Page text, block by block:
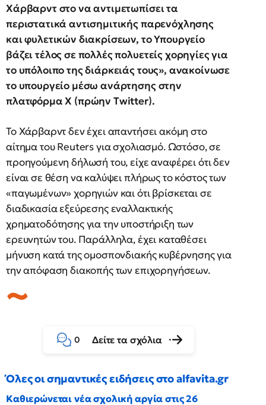
Χάρβαρντ στο να αντιμετωπίσει τα
περιστατικά αντισημιτικής παρενόχλησης
και φυλετικών διακρίσεων, το Υπουργείο
βάζει τέλος σε πολλές πολυετείς χορηγίες για
το υπόλοιπο της διάρκειάς τους», ανακοίνωσε
το υπουργείο μέσω ανάρτησης στην
πλατφόρμα X (πρώην Twitter).
Το Χάρβαρντ δεν έχει απαντήσει ακόμη στο
αίτημα του Reuters για σχολιασμό. Ωστόσο, σε
προηγούμενη δήλωσή του, είχε αναφέρει ότι δεν
είναι σε θέση να καλύψει πλήρως το κόστος των
«παγωμένων» χορηγιών και ότι βρίσκεται σε
διαδικασία εξεύρεσης εναλλακτικής
χρηματοδότησης για την υποστήριξη των
ερευνητών του. Παράλληλα, έχει καταθέσει
μήνυση κατά της ομοσπονδιακής κυβέρνησης για
την απόφαση διακοπής των επιχορηγήσεων.
0 Δείτε τα σχόλια
Όλες οι σημαντικές ειδήσεις στο alfavita.gr
Καθιερώνεται νέα σχολική αργία στις 26